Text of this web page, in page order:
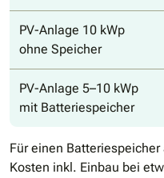
PV-Anlage 10 kWp
ohne Speicher
PV-Anlage 5–10 kWp
mit Batteriespeicher
Für einen
Kosten inkl. Einbau bei